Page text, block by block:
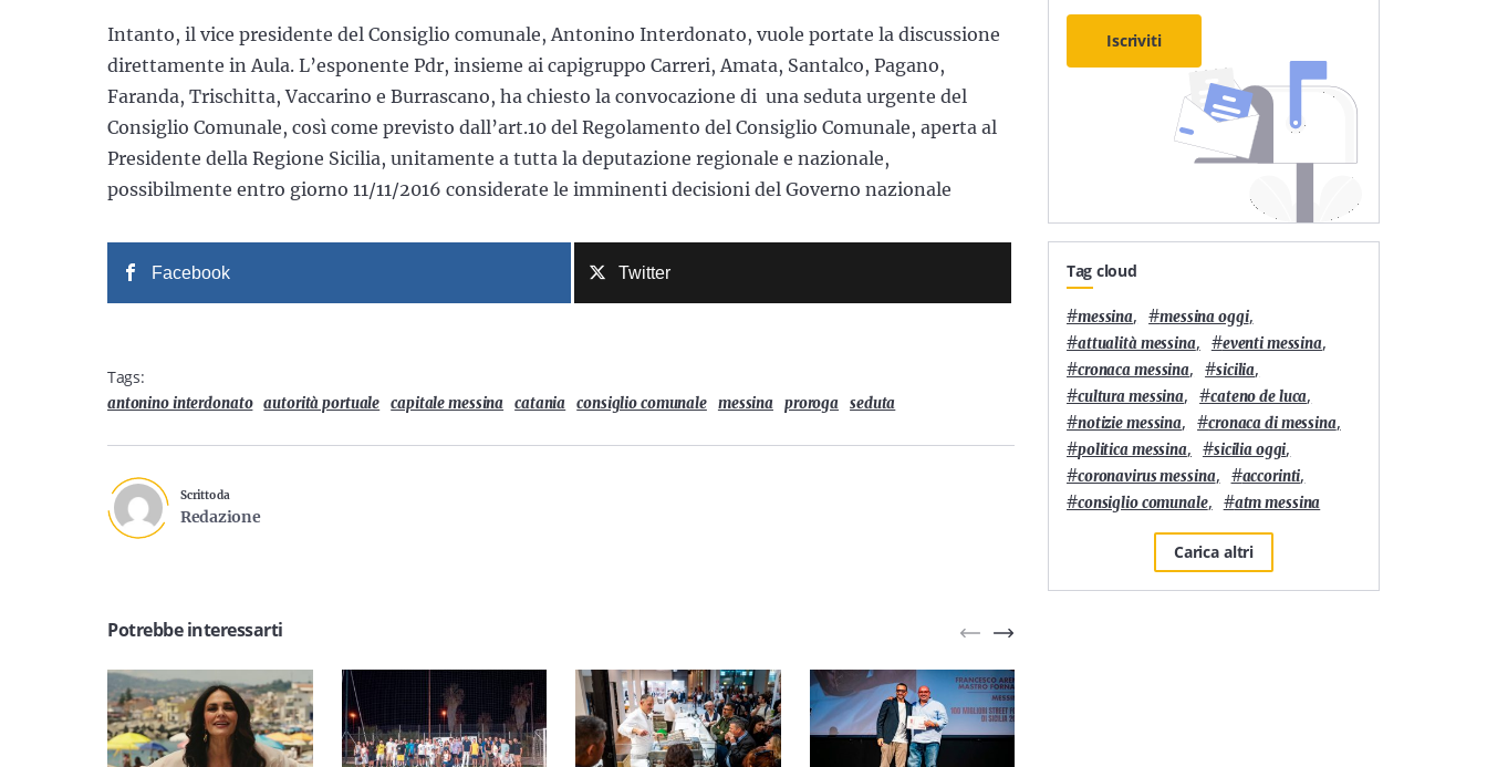
Intanto, il vice presidente del Consiglio comunale, Antonino Interdonato, vuole portate la discussione
direttamente in Aula. L’esponente Pdr, insieme ai capigruppo Carreri, Amata, Santalco, Pagano,
Faranda, Trischitta, Vaccarino e Burrascano, ha chiesto la convocazione di una seduta urgente del
Consiglio Comunale, così come previsto dall’art.10 del Regolamento del Consiglio Comunale, aperta al
Presidente della Regione Sicilia, unitamente a tutta la deputazione regionale e nazionale,
possibilmente entro giorno 11/11/2016 considerate le imminenti decisioni del Governo nazionale
Facebook Twitter
Tags:
antonino interdonato autorità portuale capitale messina catania consiglio comunale messina proroga seduta
Scritto da
Redazione
Potrebbe interessarti
Iscriviti
Tag cloud
#messina, #messina oggi,
#attualità messina, #eventi messina,
#cronaca messina, #sicilia,
#cultura messina, #cateno de luca,
#notizie messina, #cronaca di messina,
#politica messina, #sicilia oggi,
#coronavirus messina, #accorinti,
#consiglio comunale, #atm messina
Carica altri